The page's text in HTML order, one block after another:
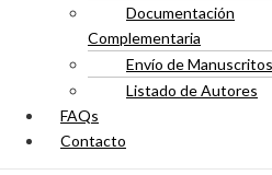
Documentación
Complementaria
Envío de Manuscritos
Listado de Autores
FAQs
Contacto